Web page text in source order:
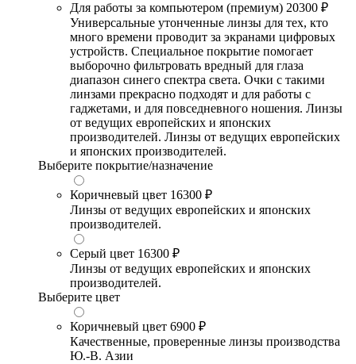
Для работы за компьютером (премиум) 20300 ₽
Универсальные утонченные линзы для тех, кто
много времени проводит за экранами цифровых
устройств. Специальное покрытие помогает
выборочно фильтровать вредный для глаза
диапазон синего спектра света. Очки с такими
линзами прекрасно подходят и для работы с
гаджетами, и для повседневного ношения. Линзы
от ведущих европейских и японских
производителей. Линзы от ведущих европейских
и японских производителей.
Выберите покрытие/назначение
Коричневый цвет 16300 ₽
Линзы от ведущих европейских и японских
производителей.
Серый цвет 16300 ₽
Линзы от ведущих европейских и японских
производителей.
Выберите цвет
Коричневый цвет 6900 ₽
Качественные, проверенные линзы производства
Ю.-В. Азии